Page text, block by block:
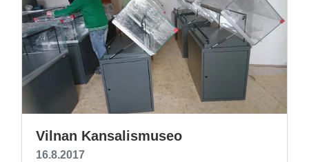
Vilnan Kansalismuseo
16.8.2017